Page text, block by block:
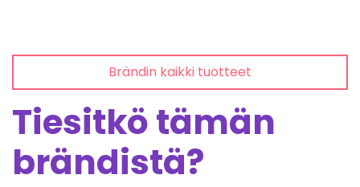
Brändin kaikki tuotteet
Tiesitkö tämän
brändistä?